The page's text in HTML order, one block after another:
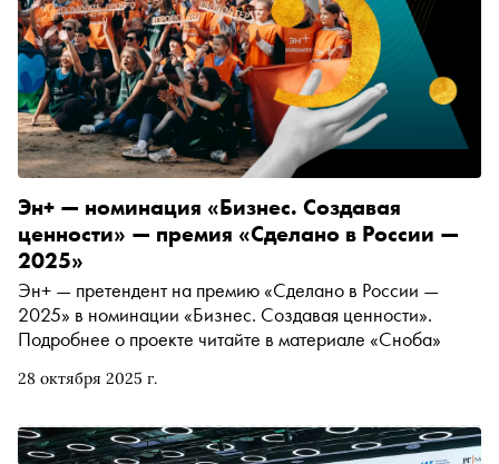
28 октября 2025 г.
Эн+ — номинация «Бизнес. Создавая
ценности» — премия «Сделано в России —
2025»
Эн+ — претендент на премию «Сделано в России —
2025» в номинации «Бизнес. Создавая ценности».
Подробнее о проекте читайте в материале «Сноба»